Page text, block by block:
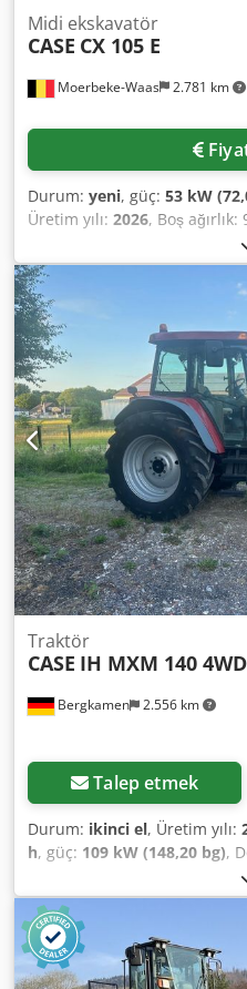
Moerbeke-Waas 2.781 km
Midi ekskavatör
CASE CX 105 E
Durum: yeni, güç: 53 kW
Üretim yılı: 2026, Boş
Amysck Daha fazla bilgi için
iletişime geçin.
Bergkamen 2.556 km
Traktör
CASE IH MXM 140 4WD
Talep etmek
Durum: ikinci el, Üretim yılı:
h, güç: 109 kW (148,20 bg),
, Ölü ağırlık:
Genişlik: 2.507 mm
2.723 mm Anma gücü: 105,9
rpm Djdpfx Ajwlmt Iomyeck
7.480 cm³ Tork artışı: 51.3